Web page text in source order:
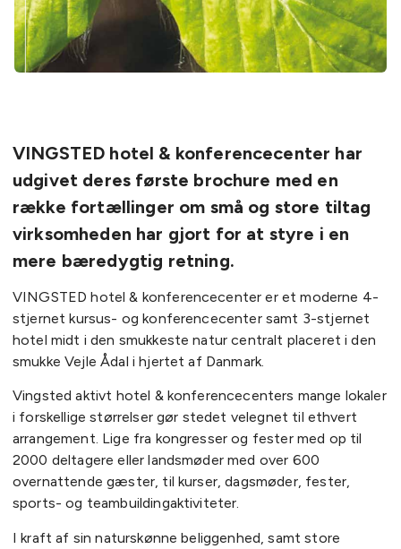
VINGSTED hotel & konferencecenter har
udgivet deres første brochure med en
række fortællinger om små og store tiltag
virksomheden har gjort for at styre i en
mere bæredygtig retning.
VINGSTED hotel & konferencecenter er et moderne 4-
stjernet kursus- og konferencecenter samt 3-stjernet
hotel midt i den smukkeste natur centralt placeret i den
smukke Vejle Ådal i hjertet af Danmark.
Vingsted aktivt hotel & konferencecenters mange lokaler
i forskellige størrelser gør stedet velegnet til ethvert
arrangement. Lige fra kongresser og fester med op til
2000 deltagere eller landsmøder med over 600
overnattende gæster, til kurser, dagsmøder, fester,
sports- og teambuildingaktiviteter.
I kraft af sin naturskønne beliggenhed, samt store